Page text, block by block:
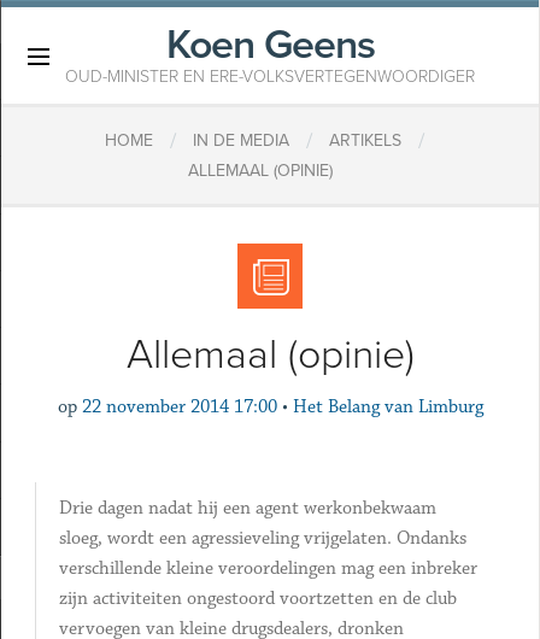
Koen Geens
OUD-MINISTER EN ERE-VOLKSVERTEGENWOORDIGER
HOME / IN DE MEDIA / ARTIKELS /
ALLEMAAL (OPINIE)
Allemaal (opinie)
op 22 november 2014 17:00 • Het Belang van Limburg
Drie dagen nadat hij een agent werkonbekwaam
sloeg, wordt een agressieveling vrijgelaten. Ondanks
verschillende kleine veroordelingen mag een inbreker
zijn activiteiten ongestoord voortzetten en de club
vervoegen van kleine drugsdealers, dronken